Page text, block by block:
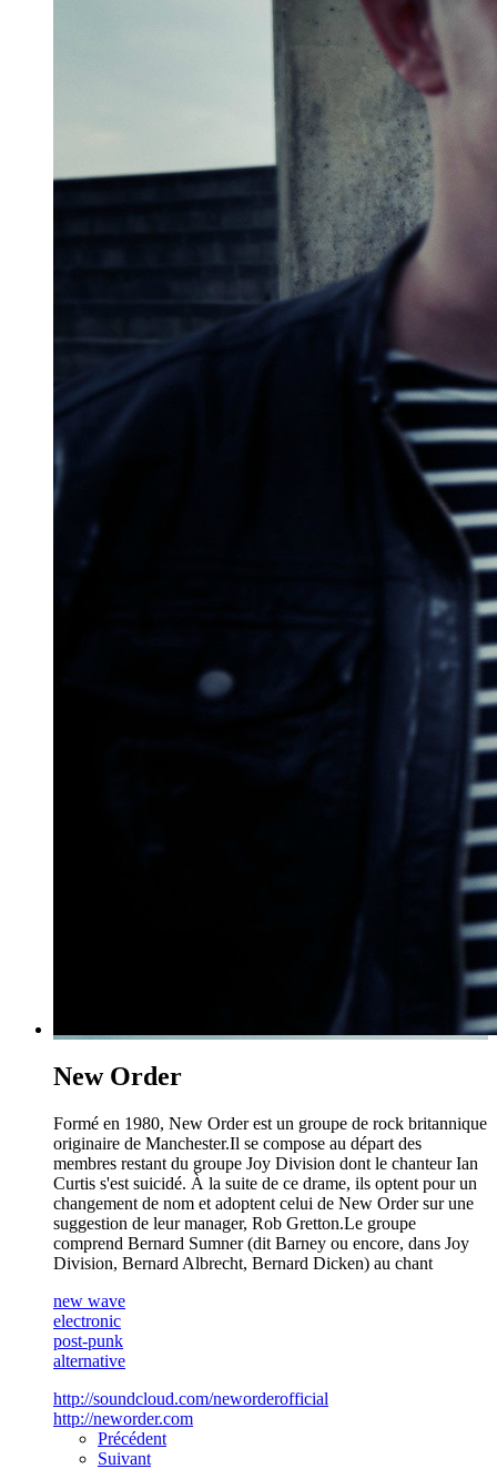
New Order
Formé en 1980, New Order est un groupe de rock britannique
originaire de Manchester.Il se compose au départ des
membres restant du groupe Joy Division dont le chanteur Ian
Curtis s'est suicidé. À la suite de ce drame, ils optent pour un
changement de nom et adoptent celui de New Order sur une
suggestion de leur manager, Rob Gretton.Le groupe
comprend Bernard Sumner (dit Barney ou encore, dans Joy
Division, Bernard Albrecht, Bernard Dicken) au chant
new wave
electronic
post-punk
alternative
http://soundcloud.com/neworderofficial
http://neworder.com
Précédent
Suivant